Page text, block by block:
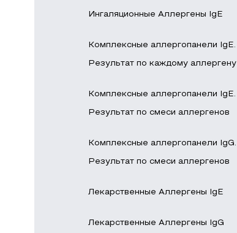
Ингаляционные Аллергены IgE
Комплексные аллергопанели IgE.
Результат по каждому аллергену
Комплексные аллергопанели IgE.
Результат по смеси аллергенов
Комплексные аллергопанели IgG.
Результат по смеси аллергенов
Лекарственные Аллергены IgE
Лекарственные Аллергены IgG